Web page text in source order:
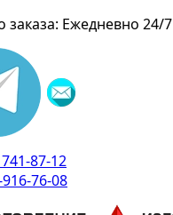
заказа: Ежедневно 24/7
87-12
76-08